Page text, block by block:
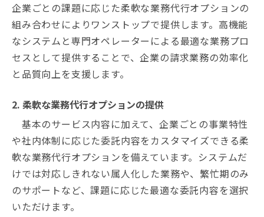
企業ごとの課題に応じた柔軟な業務代行オプションの
組み合わせによりワンストップで提供します。高機能
なシステムと専門オペレーターによる最適な業務プロ
セスとして提供することで、企業の請求業務の効率化
と品質向上を支援します。
2. 柔軟な業務代行オプションの提供
基本のサービス内容に加えて、企業ごとの事業特性
や社内体制に応じた委託内容をカスタマイズできる柔
軟な業務代行オプションを備えています。システムだ
けでは対応しきれない属人化した業務や、繁忙期のみ
のサポートなど、課題に応じた最適な委託内容を選択
いただけます。